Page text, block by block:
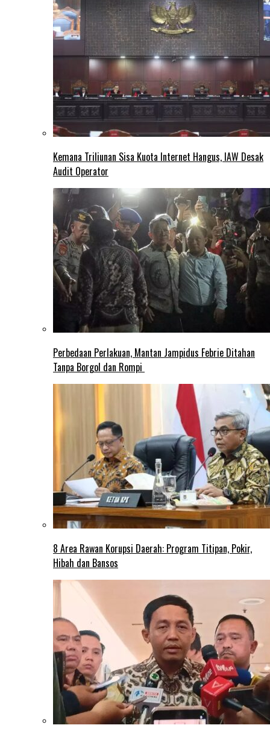
Kemana Triliunan Sisa Kuota Internet Hangus, IAW Desak
Audit Operator
Perbedaan Perlakuan, Mantan Jampidus Febrie Ditahan
Tanpa Borgol dan Rompi
8 Area Rawan Korupsi Daerah: Program Titipan, Pokir,
Hibah dan Bansos